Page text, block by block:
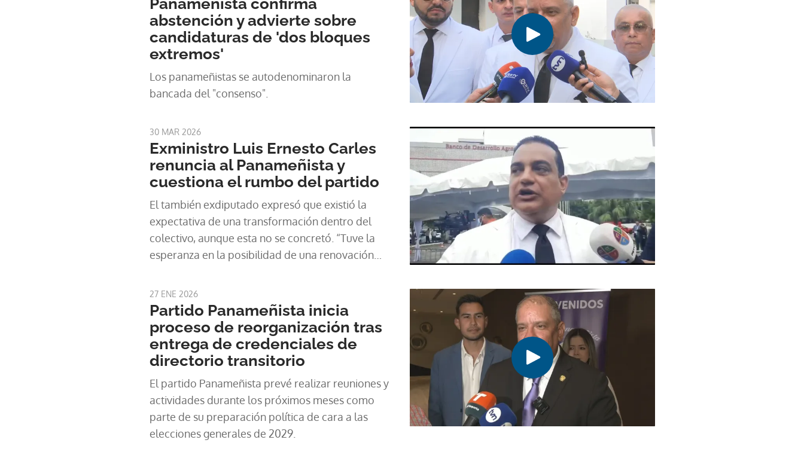
Panameñista confirma
abstención y advierte sobre
candidaturas de 'dos bloques
extremos'
Los panameñistas se autodenominaron la
bancada del "consenso".
30 MAR 2026
Exministro Luis Ernesto Carles
renuncia al Panameñista y
cuestiona el rumbo del partido
El también exdiputado expresó que existió la
expectativa de una transformación dentro del
colectivo, aunque esta no se concretó. “Tuve la
esperanza en la posibilidad de una renovación
sectarismo y
27 ENE 2026
Partido Panameñista inicia
proceso de reorganización tras
entrega de credenciales de
directorio transitorio
El partido Panameñista prevé realizar reuniones y
actividades durante los próximos meses como
parte de su preparación política de cara a las
elecciones generales de 2029.